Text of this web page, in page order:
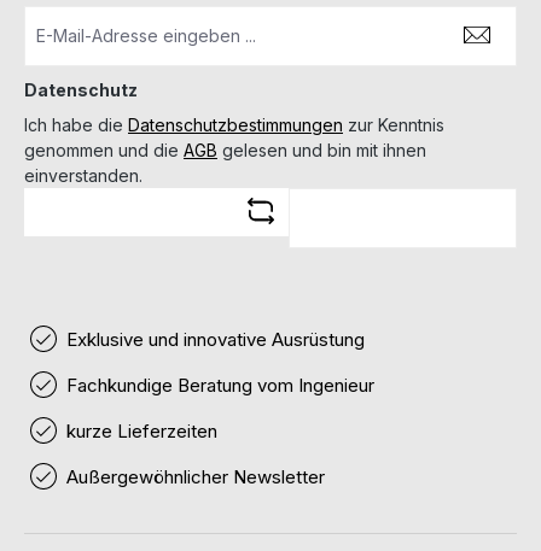
Datenschutz
Ich habe die Datenschutzbestimmungen zur Kenntnis
genommen und die AGB gelesen und bin mit ihnen
einverstanden.
Exklusive und innovative Ausrüstung
Fachkundige Beratung vom Ingenieur
kurze Lieferzeiten
Außergewöhnlicher Newsletter